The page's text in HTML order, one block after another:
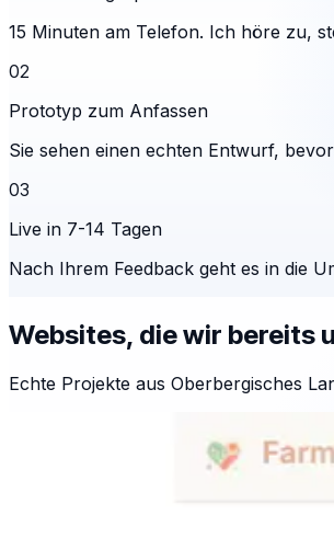
15 Minuten am Telefon. Ich höre zu,
02
Prototyp zum Anfassen
Sie sehen einen echten Entwurf,
03
Live in 7-14 Tagen
Nach Ihrem Feedback geht es in die
Websites, die wir bereits
Echte Projekte aus Oberbergisches